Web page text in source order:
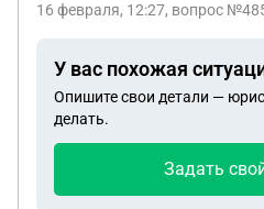
на счету понимаю, что в
16 февраля, 12:27, вопрос
У вас похожая
Опишите свои детали —
делать.
Задать